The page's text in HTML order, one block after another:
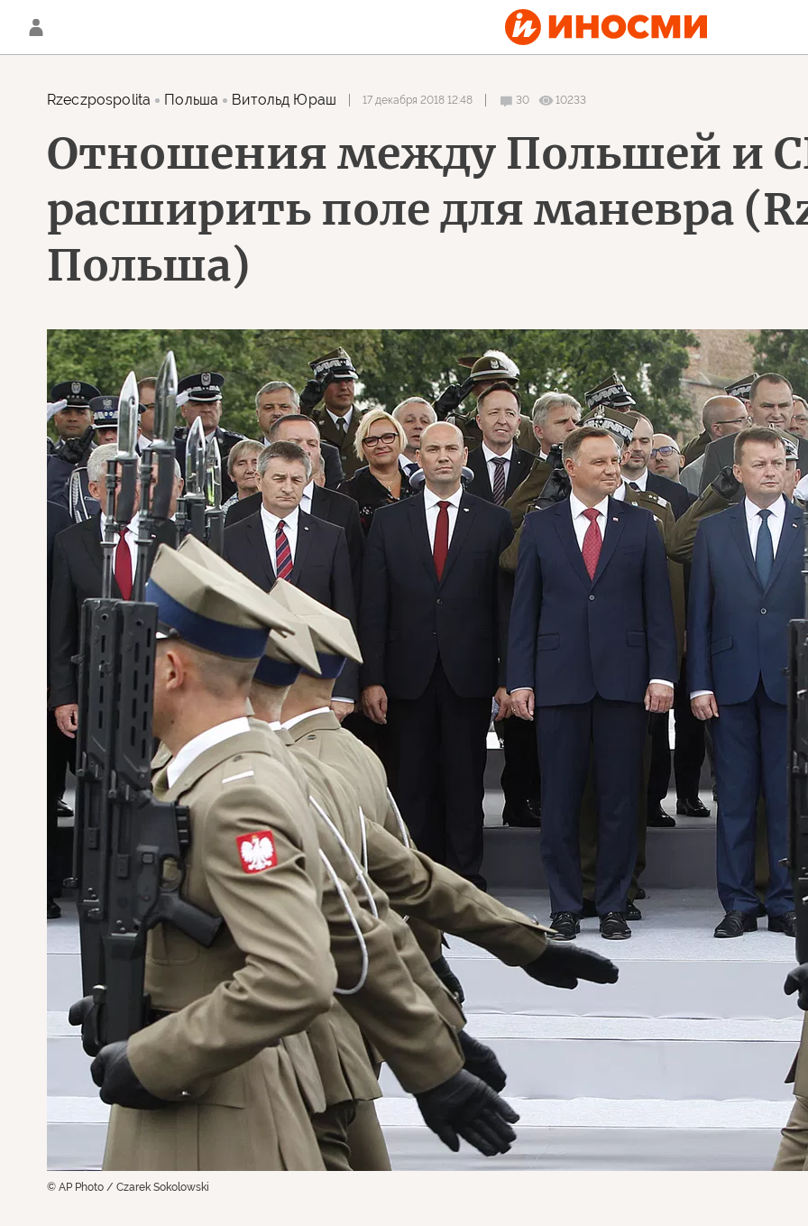
Rzeczpospolita Польша Витольд Юраш 17 декабря 2018 12:48 30 10233
Отношения между Польшей и
расширить поле для маневра
Польша)
© AP Photo / Czarek Sokolowski